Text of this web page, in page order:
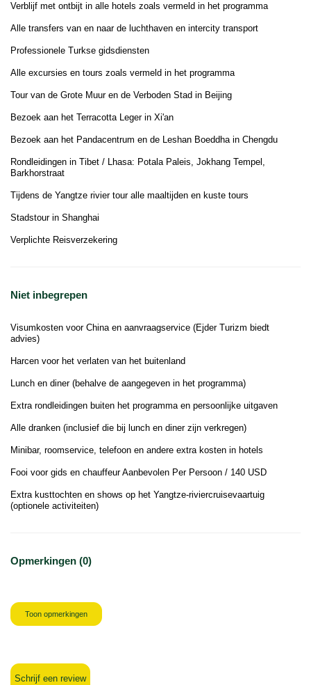
Verblijf met ontbijt in alle hotels zoals vermeld in het programma
Alle transfers van en naar de luchthaven en intercity transport
Professionele Turkse gidsdiensten
Alle excursies en tours zoals vermeld in het programma
Tour van de Grote Muur en de Verboden Stad in Beijing
Bezoek aan het Terracotta Leger in Xi'an
Bezoek aan het Pandacentrum en de Leshan Boeddha in Chengdu
Rondleidingen in Tibet / Lhasa: Potala Paleis, Jokhang Tempel,
Barkhorstraat
Tijdens de Yangtze rivier tour alle maaltijden en kuste tours
Stadstour in Shanghai
Verplichte Reisverzekering
Niet inbegrepen
Visumkosten voor China en aanvraagservice (Ejder Turizm biedt
advies)
Harcen voor het verlaten van het buitenland
Lunch en diner (behalve de aangegeven in het programma)
Extra rondleidingen buiten het programma en persoonlijke uitgaven
Alle dranken (inclusief die bij lunch en diner zijn verkregen)
Minibar, roomservice, telefoon en andere extra kosten in hotels
Fooi voor gids en chauffeur Aanbevolen Per Persoon / 140 USD
Extra kusttochten en shows op het Yangtze-riviercruisevaartuig
(optionele activiteiten)
Opmerkingen (0)
Toon opmerkingen
Schrijf een review